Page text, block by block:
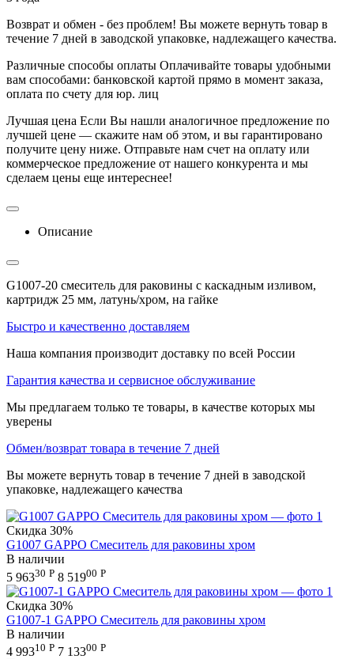
Возврат и обмен - без проблем! Вы можете вернуть товар в
течение 7 дней в заводской упаковке, надлежащего качества.
Различные способы оплаты Оплачивайте товары удобными
вам способами: банковской картой прямо в момент заказа,
оплата по счету для юр. лиц
Лучшая цена Если Вы нашли аналогичное предложение по
лучшей цене — скажите нам об этом, и вы гарантировано
получите цену ниже. Отправьте нам счет на оплату или
коммерческое предложение от нашего конкурента и мы
сделаем цены еще интереснее!
Описание
G1007-20 смеситель для раковины с каскадным изливом,
картридж 25 мм, латунь/хром, на гайке
Быстро и качественно доставляем
Наша компания производит доставку по всей России
Гарантия качества и сервисное обслуживание
Мы предлагаем только те товары, в качестве которых мы
уверены
Обмен/возврат товара в течение 7 дней
Вы можете вернуть товар в течение 7 дней в заводской
упаковке, надлежащего качества
Скидка 30%
G1007 GAPPO Смеситель для раковины хром
В наличии
5 96330 Р 8 51900 Р
Скидка 30%
G1007-1 GAPPO Смеситель для раковины хром
В наличии
4 99310 Р 7 13300 Р